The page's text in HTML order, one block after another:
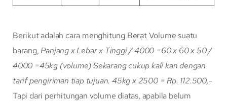
Berikut adalah cara menghitung Berat Volume suatu
barang,Panjang x Lebar x Tinggi / 4000 =60 x 60 x 50 /
4000 =45kg (volume)Sekarang cukup kali kan dengan
tarif pengiriman tiap tujuan. 45kg x 2500 = Rp. 112.500,-
Tapi dari perhitungan volume diatas, apabila belum